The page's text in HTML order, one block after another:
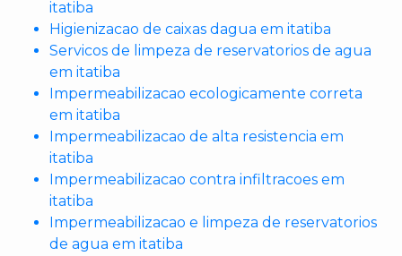
itatiba
Higienizacao de caixas dagua em itatiba
Servicos de limpeza de reservatorios de agua
em itatiba
Impermeabilizacao ecologicamente correta
em itatiba
Impermeabilizacao de alta resistencia em
itatiba
Impermeabilizacao contra infiltracoes em
itatiba
Impermeabilizacao e limpeza de reservatorios
de agua em itatiba